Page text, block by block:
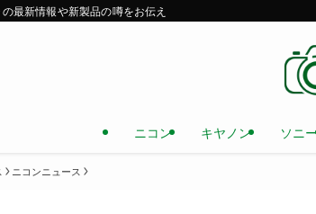
最新情報や新製品の噂をお伝え
ニコン キヤノン ソニ
ニコンニュース